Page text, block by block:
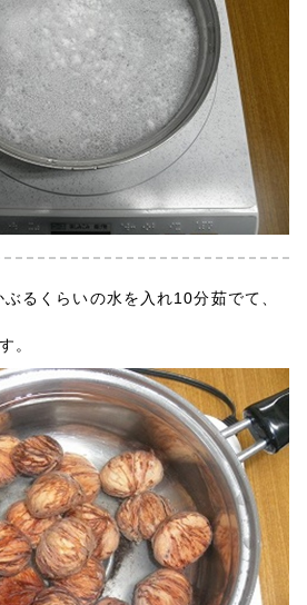
るくらいの水を入れ10分茹でて、
。